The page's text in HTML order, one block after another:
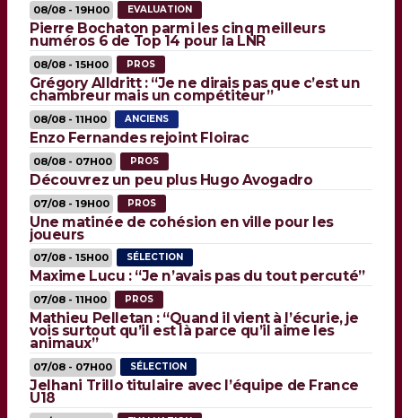
08/08 - 19H00 EVALUATION
Pierre Bochaton parmi les cinq meilleurs
numéros 6 de Top 14 pour la LNR
08/08 - 15H00 PROS
Grégory Alldritt : “Je ne dirais pas que c’est un
chambreur mais un compétiteur”
08/08 - 11H00 ANCIENS
Enzo Fernandes rejoint Floirac
08/08 - 07H00 PROS
Découvrez un peu plus Hugo Avogadro
07/08 - 19H00 PROS
Une matinée de cohésion en ville pour les
joueurs
07/08 - 15H00 SÉLECTION
Maxime Lucu : “Je n’avais pas du tout percuté”
07/08 - 11H00 PROS
Mathieu Pelletan : “Quand il vient à l’écurie, je
vois surtout qu’il est là parce qu’il aime les
animaux”
07/08 - 07H00 SÉLECTION
Jelhani Trillo titulaire avec l’équipe de France
U18